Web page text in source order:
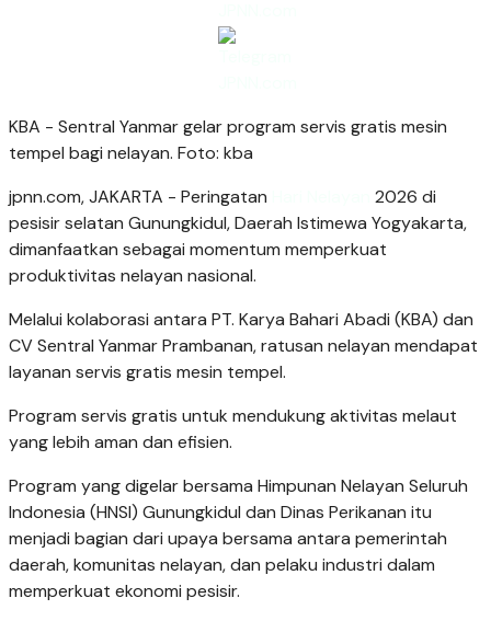
KBA - Sentral Yanmar gelar program servis gratis mesin
tempel bagi nelayan. Foto: kba
jpnn.com, JAKARTA - Peringatan
2026 di
pesisir selatan Gunungkidul, Daerah Istimewa Yogyakarta,
dimanfaatkan sebagai momentum memperkuat
produktivitas nelayan nasional.
Melalui kolaborasi antara PT. Karya Bahari Abadi (KBA) dan
CV Sentral Yanmar Prambanan, ratusan nelayan mendapat
layanan servis gratis mesin tempel.
Program servis gratis untuk mendukung aktivitas melaut
yang lebih aman dan efisien.
Program yang digelar bersama Himpunan Nelayan Seluruh
Indonesia (HNSI) Gunungkidul dan Dinas Perikanan itu
menjadi bagian dari upaya bersama antara pemerintah
daerah, komunitas nelayan, dan pelaku industri dalam
memperkuat ekonomi pesisir.